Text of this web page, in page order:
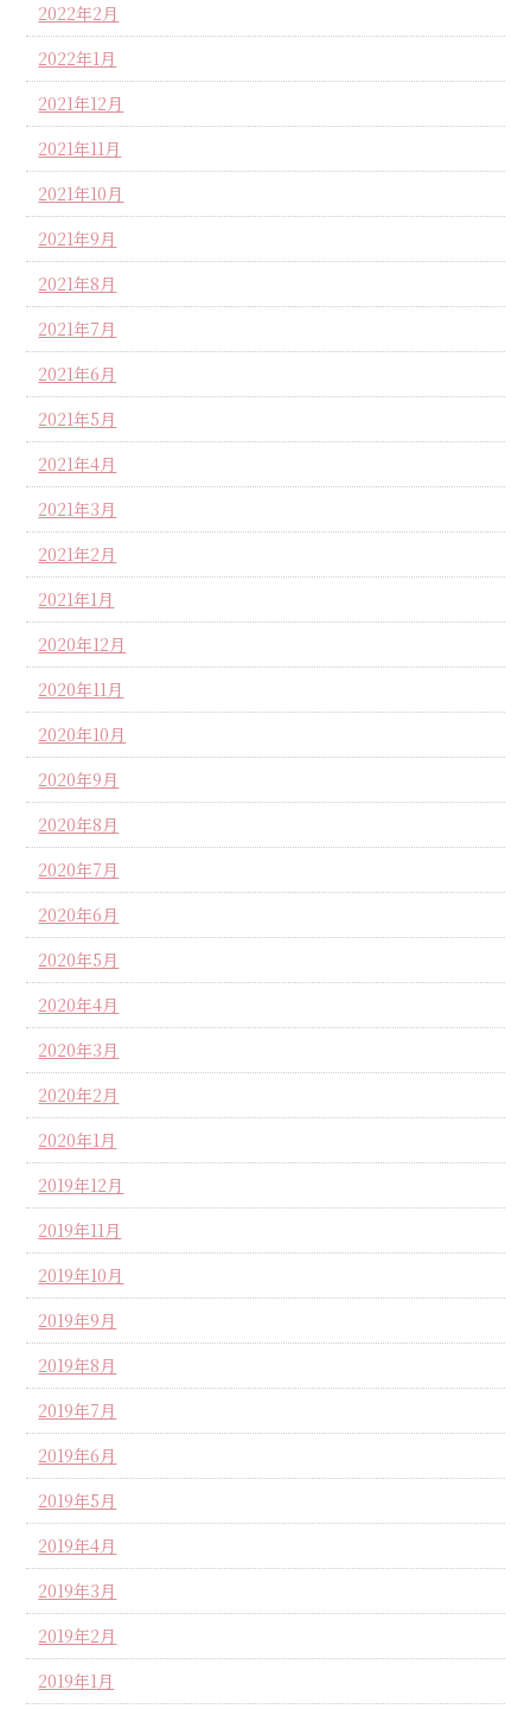
2022年2月
2022年1月
2021年12月
2021年11月
2021年10月
2021年9月
2021年8月
2021年7月
2021年6月
2021年5月
2021年4月
2021年3月
2021年2月
2021年1月
2020年12月
2020年11月
2020年10月
2020年9月
2020年8月
2020年7月
2020年6月
2020年5月
2020年4月
2020年3月
2020年2月
2020年1月
2019年12月
2019年11月
2019年10月
2019年9月
2019年8月
2019年7月
2019年6月
2019年5月
2019年4月
2019年3月
2019年2月
2019年1月